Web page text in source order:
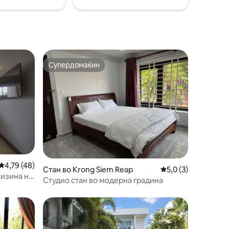
оцена: 4,79 од 5, 48 рецензии
4,79 (48)
на
Супердомаќин
Супердомаќин
Стан во Krong Siem Reap Просечна оцена:
5,0 (3)
Студио стан во модерна градина